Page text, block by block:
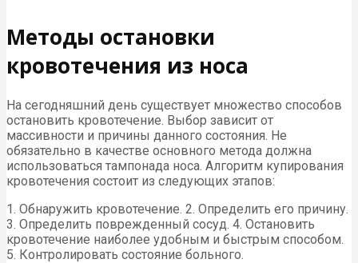
Методы остановки
кровотечения из носа
На сегодняшний день существует множество способов
остановить кровотечение. Выбор зависит от
массивности и причины данного состояния. Не
обязательно в качестве основного метода должна
использоваться тампонада носа. Алгоритм купирования
кровотечения состоит из следующих этапов:
1. Обнаружить кровотечение. 2. Определить его причину.
3. Определить поврежденный сосуд. 4. Остановить
кровотечение наиболее удобным и быстрым способом.
5. Контролировать состояние больного.